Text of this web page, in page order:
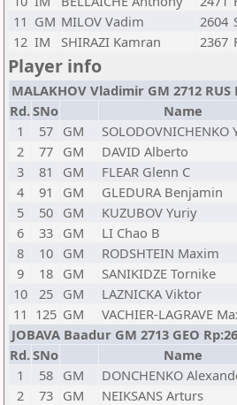
11 GM MILOV Vadim 2604
12 IM SHIRAZI Kamran 2367
Player info
MALAKHOV Vladimir GM 2712 RUS
Rd.SNo Name
1
57 GM SOLODOVNICHENKO
2
77 GM DAVID Alberto
3
81 GM FLEAR Glenn C
4
91 GM GLEDURA Benjamin
5
50 GM KUZUBOV Yuriy
6
33 GM LI Chao B
8
10 GM RODSHTEIN Maxim
9
18 GM SANIKIDZE Tornike
10
25 GM LAZNICKA Viktor
11 125 GM VACHIER-LAGRAVE
JOBAVA Baadur GM 2713 GEO
Rd.SNo Name
1
58 GM DONCHENKO
2
73 GM NEIKSANS Arturs